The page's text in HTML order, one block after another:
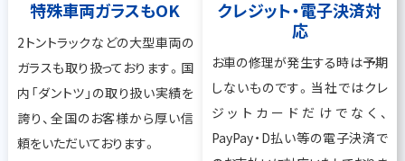
特殊車両ガラスもOK
2トントラックなどの大型車両の
ガラスも取り扱っております。国
内「ダントツ」の取り扱い実績を
誇り、全国のお客様から厚い信
頼をいただいております。
クレジット・電子決済対
応
お車の修理が発生する時は予期
しないものです。当社ではクレ
ジットカードだけでなく、
PayPay・D払い等の電子決済で